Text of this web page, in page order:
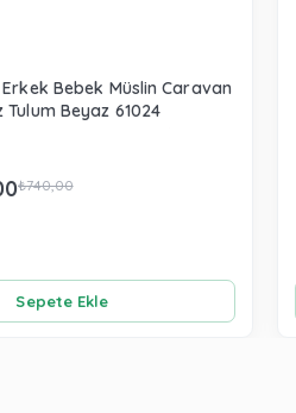
Bebek Müslin Caravan
Tulum Beyaz 61024
₺740,00
Sepete Ekle